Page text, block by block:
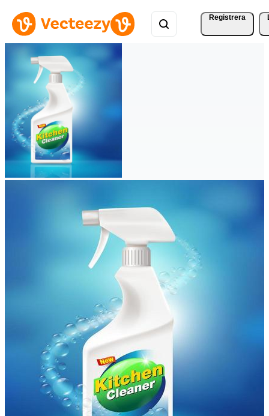
Registrera